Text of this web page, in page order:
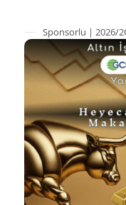
Sponsorlu | 2026/